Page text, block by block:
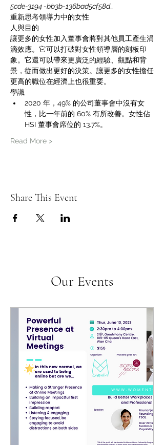
5cde-3194 -bb3b-136bad5cf58d_
重新思考領導力中的女性
人與目的
讓更多的女性加入董事會將對其他員工產生涓
滴效應。它可以打破對女性領導層的刻板印
象。它還可以帶來更廣泛的經驗、觀點和背
景，從而做出更好的決策。讓更多的女性擔任
更高的職位在經濟上也很重要。
學識
2020 年，49% 的公司董事會中沒有女
性，比一年前的 60% 有所改善。女性佔
HSI 董事會席位的 13.7%。
Read More >
Share This Event
Our Events